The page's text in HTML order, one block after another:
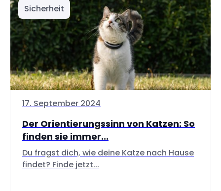
Sicherheit
17. September 2024
Der Orientierungssinn von Katzen: So
finden sie immer...
Du fragst dich, wie deine Katze nach Hause
findet? Finde jetzt...